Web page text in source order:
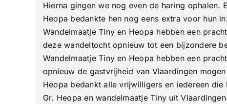
Hierna gingen we nog even de haring
Heopa bedankte hen nog eens extra voor hun
Wandelmaatje Tiny en Heopa hebben een
deze wandeltocht opnieuw tot een bijzondere
Wandelmaatje Tiny en Heopa hebben een
opnieuw de gastvrijheid van Vlaardingen
Heopa bedankt alle vrijwilligers en iedereen
Gr. Heopa en wandelmaatje Tiny uit